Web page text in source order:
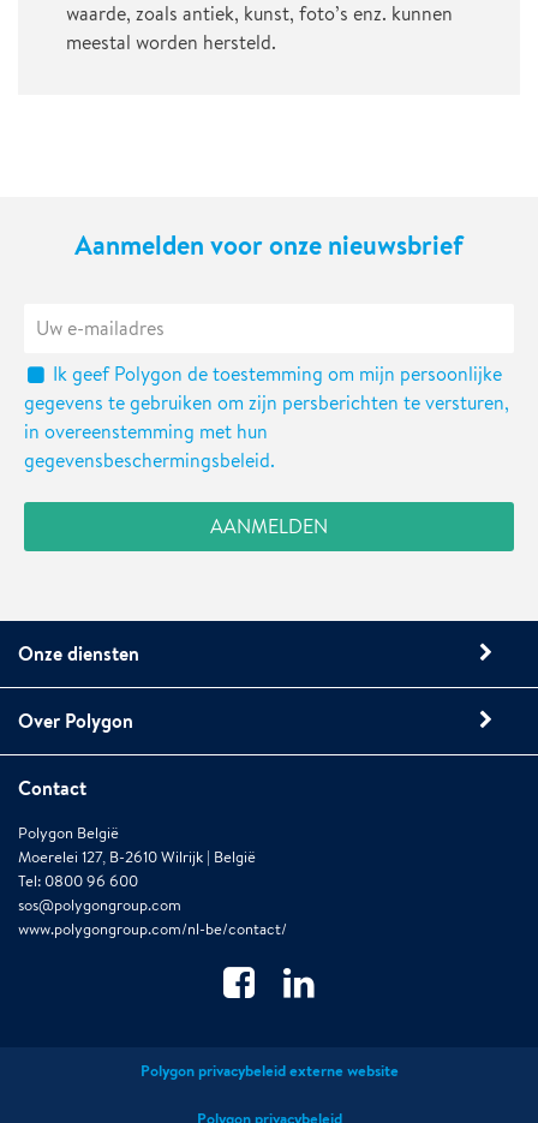
waarde, zoals antiek, kunst, foto’s enz. kunnen
meestal worden hersteld.
Aanmelden voor onze nieuwsbrief
Ik geef Polygon de toestemming om mijn persoonlijke
gegevens te gebruiken om zijn persberichten te versturen,
in overeenstemming met hun
gegevensbeschermingsbeleid.
Onze diensten
Over Polygon
Contact
Polygon België
Moerelei 127, B-2610 Wilrijk | België
Tel: 0800 96 600
sos@polygongroup.com
www.polygongroup.com/nl-be/contact/
Polygon privacybeleid externe website